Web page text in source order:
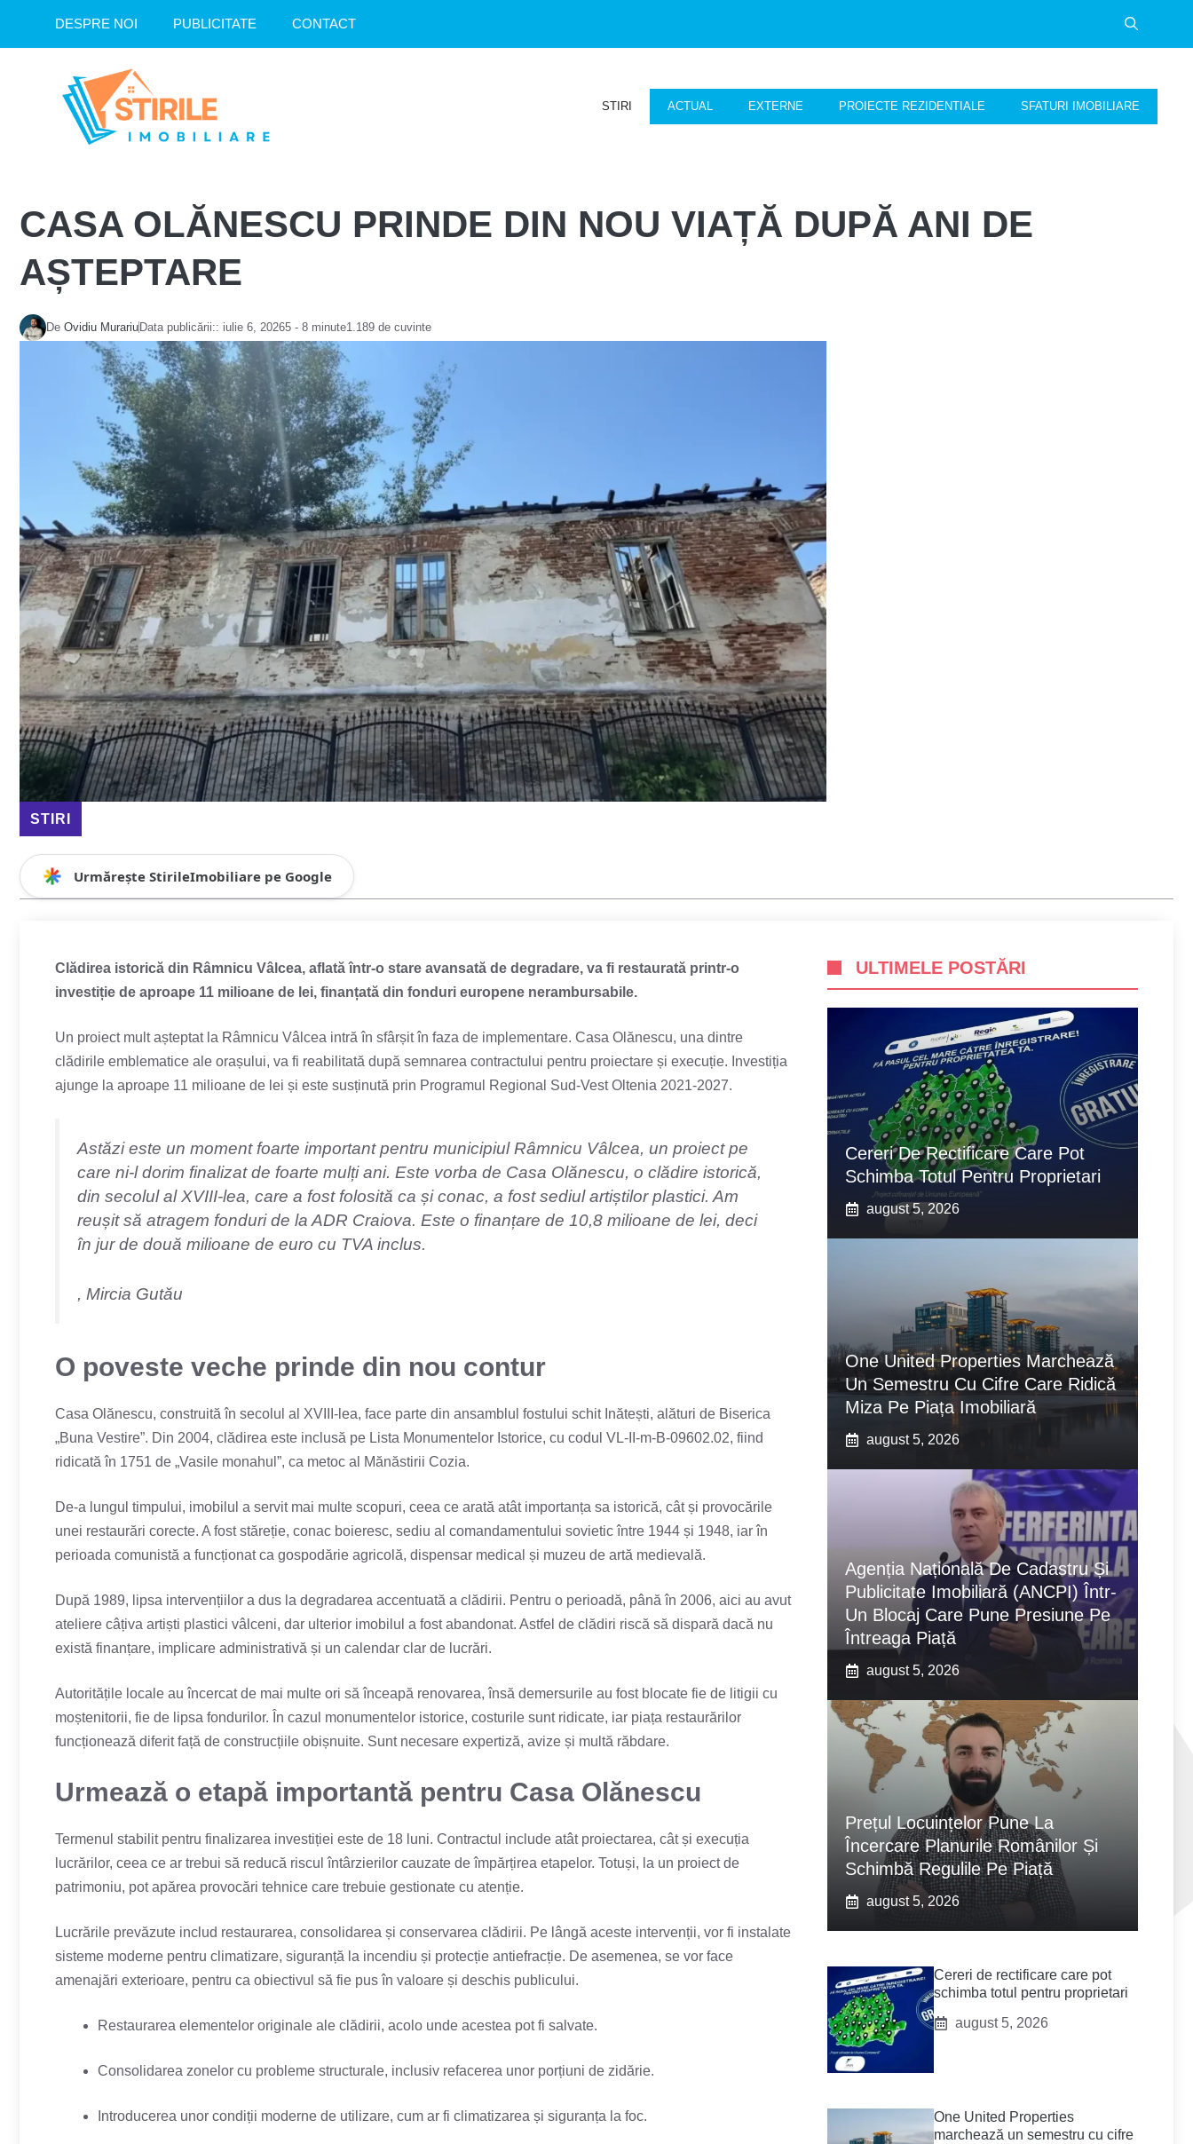
DESPRE NOI PUBLICITATE CONTACT
STIRI ACTUAL EXTERNE PROIECTE REZIDENTIALE SFATURI IMOBILIARE
CASA OLĂNESCU PRINDE DIN NOU VIAȚĂ DUPĂ ANI DE
AȘTEPTARE
De Ovidiu Murariu Data publicării:: iulie 6, 20265 - 8 minute1.189 de cuvinte
STIRI
Urmărește StirileImobiliare pe Google
Clădirea istorică din Râmnicu Vâlcea, aflată într-o stare avansată de degradare, va fi restaurată printr-o
investiție de aproape 11 milioane de lei, finanțată din fonduri europene nerambursabile.
Un proiect mult așteptat la Râmnicu Vâlcea intră în sfârșit în faza de implementare. Casa Olănescu, una dintre
clădirile emblematice ale orașului, va fi reabilitată după semnarea contractului pentru proiectare și execuție. Investiția
ajunge la aproape 11 milioane de lei și este susținută prin Programul Regional Sud-Vest Oltenia 2021-2027.
Astăzi este un moment foarte important pentru municipiul Râmnicu Vâlcea, un proiect pe
care ni-l dorim finalizat de foarte mulți ani. Este vorba de Casa Olănescu, o clădire istorică,
din secolul al XVIII-lea, care a fost folosită ca și conac, a fost sediul artiștilor plastici. Am
reușit să atragem fonduri de la ADR Craiova. Este o finanțare de 10,8 milioane de lei, deci
în jur de două milioane de euro cu TVA inclus.
, Mircia Gutău
O poveste veche prinde din nou contur
Casa Olănescu, construită în secolul al XVIII-lea, face parte din ansamblul fostului schit Inătești, alături de Biserica
„Buna Vestire”. Din 2004, clădirea este inclusă pe Lista Monumentelor Istorice, cu codul VL-II-m-B-09602.02, fiind
ridicată în 1751 de „Vasile monahul”, ca metoc al Mănăstirii Cozia.
De-a lungul timpului, imobilul a servit mai multe scopuri, ceea ce arată atât importanța sa istorică, cât și provocările
unei restaurări corecte. A fost stăreție, conac boieresc, sediu al comandamentului sovietic între 1944 și 1948, iar în
perioada comunistă a funcționat ca gospodărie agricolă, dispensar medical și muzeu de artă medievală.
După 1989, lipsa intervențiilor a dus la degradarea accentuată a clădirii. Pentru o perioadă, până în 2006, aici au avut
ateliere câțiva artiști plastici vâlceni, dar ulterior imobilul a fost abandonat. Astfel de clădiri riscă să dispară dacă nu
există finanțare, implicare administrativă și un calendar clar de lucrări.
Autoritățile locale au încercat de mai multe ori să înceapă renovarea, însă demersurile au fost blocate fie de litigii cu
moștenitorii, fie de lipsa fondurilor. În cazul monumentelor istorice, costurile sunt ridicate, iar piața restaurărilor
funcționează diferit față de construcțiile obișnuite. Sunt necesare expertiză, avize și multă răbdare.
Urmează o etapă importantă pentru Casa Olănescu
Termenul stabilit pentru finalizarea investiției este de 18 luni. Contractul include atât proiectarea, cât și execuția
lucrărilor, ceea ce ar trebui să reducă riscul întârzierilor cauzate de împărțirea etapelor. Totuși, la un proiect de
patrimoniu, pot apărea provocări tehnice care trebuie gestionate cu atenție.
Lucrările prevăzute includ restaurarea, consolidarea și conservarea clădirii. Pe lângă aceste intervenții, vor fi instalate
sisteme moderne pentru climatizare, siguranță la incendiu și protecție antiefracție. De asemenea, se vor face
amenajări exterioare, pentru ca obiectivul să fie pus în valoare și deschis publicului.
Restaurarea elementelor originale ale clădirii, acolo unde acestea pot fi salvate.
Consolidarea zonelor cu probleme structurale, inclusiv refacerea unor porțiuni de zidărie.
Introducerea unor condiții moderne de utilizare, cum ar fi climatizarea și siguranța la foc.
ULTIMELE POSTĂRI
Cereri De Rectificare Care Pot
Schimba Totul Pentru Proprietari
august 5, 2026
One United Properties Marchează
Un Semestru Cu Cifre Care Ridică
Miza Pe Piața Imobiliară
august 5, 2026
Agenția Națională De Cadastru Și
Publicitate Imobiliară (ANCPI) Într-
Un Blocaj Care Pune Presiune Pe
Întreaga Piață
august 5, 2026
Prețul Locuințelor Pune La
Încercare Planurile Românilor Și
Schimbă Regulile Pe Piață
august 5, 2026
Cereri de rectificare care pot
schimba totul pentru proprietari
august 5, 2026
One United Properties
marchează un semestru cu cifre